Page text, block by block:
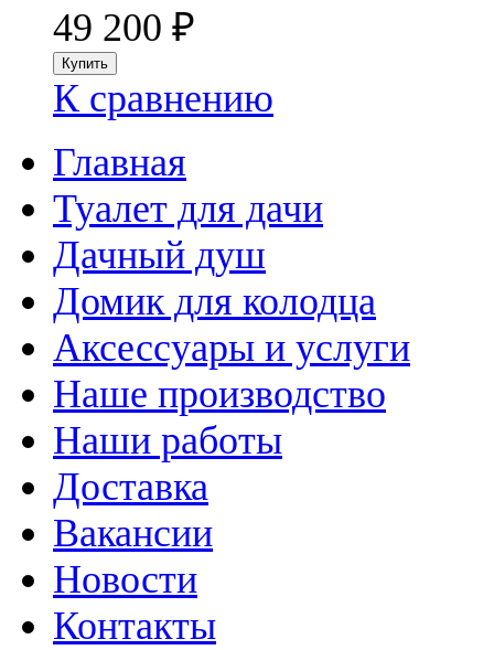
49 200 ₽
К сравнению
Главная
Туалет для дачи
Дачный душ
Домик для колодца
Аксессуары и услуги
Наше производство
Наши работы
Доставка
Вакансии
Новости
Контакты